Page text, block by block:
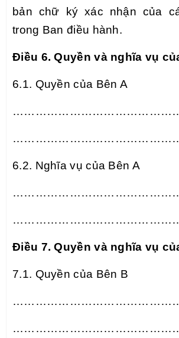
bản chữ ký xác nhận của
trong Ban điều hành.
Điều 6. Quyền và nghĩa vụ
6.1. Quyền của Bên A
……………………………………
……………………………………
6.2. Nghĩa vụ của Bên A
……………………………………
……………………………………
Điều 7. Quyền và nghĩa vụ
7.1. Quyền của Bên B
……………………………………
……………………………………